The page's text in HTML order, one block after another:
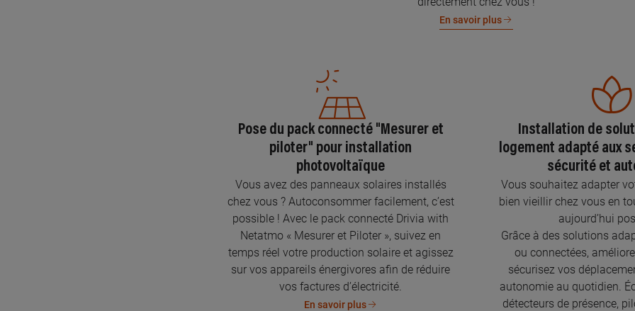
En savoir plus
Pose du pack connecté "Mesurer et
piloter" pour installation
photovoltaïque
Vous avez des panneaux solaires installés
chez vous ? Autoconsommer facilement, c’est
possible ! Avec le pack connecté Drivia with
Netatmo « Mesurer et Piloter », suivez en
temps réel votre production solaire et agissez
sur vos appareils énergivores afin de réduire
vos factures d’électricité.
En savoir plus
Installation de
logement adapté aux
sécurité et
Vous souhaitez adapter
bien vieillir chez vous en
aujourd’hui
Grâce à des solutions
ou connectées,
sécurisez vos
autonomie au quotidien.
détecteurs de présence,